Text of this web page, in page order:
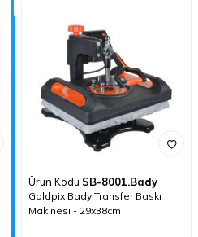
Ürün Kodu SB-8001.Bady
Goldpix Bady Transfer Baskı
Makinesi - 29x38cm